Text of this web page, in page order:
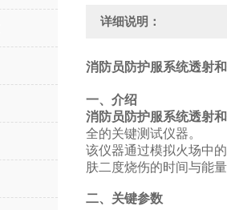
详细说明：
消防员防护服系统透射
‌一、介绍
消防员防护服系统透射
全的关键测试仪器。
该仪器通过模拟火场中
肤二度烧伤的时间与能量
‌二、关键参数